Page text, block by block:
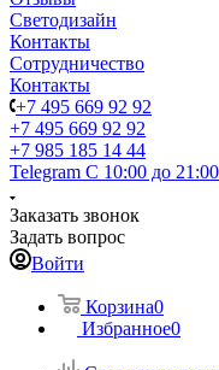
Светодизайн
Контакты
Сотрудничество
Контакты
+7 495 669 92 92
+7 495 669 92 92
+7 985 185 14 44
Telegram С 10:00 до 21:00
Заказать звонок
Задать вопрос
Войти
Корзина0
Избранное0